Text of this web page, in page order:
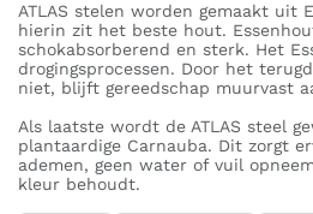
ATLAS stelen worden gemaakt uit
hierin zit het beste hout.
schokabsorberend en sterk. Het
drogingsprocessen. Door het
niet, blijft gereedschap muurvast
Als laatste wordt de ATLAS steel
plantaardige Carnauba. Dit zorgt
ademen, geen water of vuil
kleur behoudt.